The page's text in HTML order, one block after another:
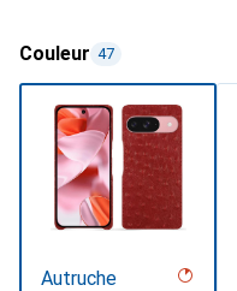
Couleur 47
Autruche